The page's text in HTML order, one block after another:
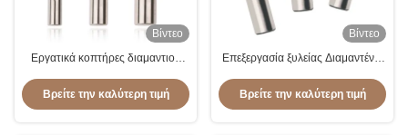
Βίντεο
Εργατικά κοπτήρες διαμαντιού
Βρείτε την καλύτερη τιμή
Βίντεο
Επεξεργασία ξυλείας Διαμαντένιο
CNC Κοπτήρα Γλυπτικής PCD
Κόψιμο
Βρείτε την καλύτερη τιμή